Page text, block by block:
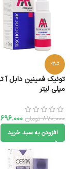
-20%
میلی لیتر
870.000 تومان 696.000
افزودن به سبد خرید